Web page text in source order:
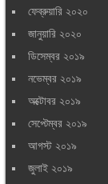
ফেব্রুয়ারি ২০২০
জানুয়ারি ২০২০
ডিসেম্বর ২০১৯
নভেম্বর ২০১৯
অক্টোবর ২০১৯
সেপ্টেম্বর ২০১৯
আগস্ট ২০১৯
জুলাই ২০১৯